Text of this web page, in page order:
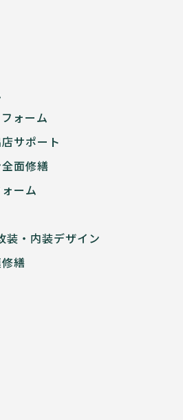
ォーム
サポート
面修繕
ーム
装・内装デザイン
繕